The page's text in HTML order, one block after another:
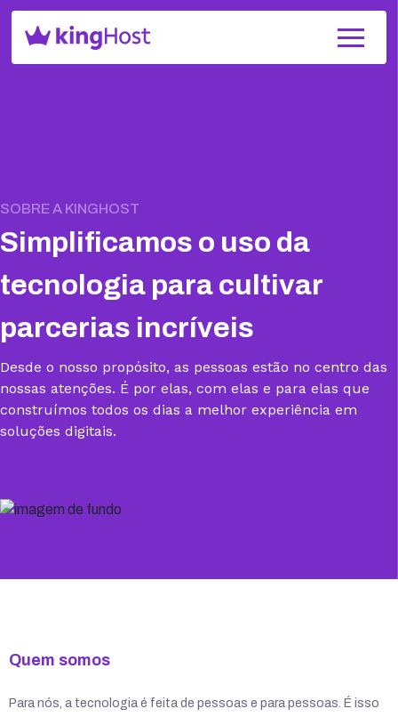
SOBRE A KINGHOST
Simplificamos o uso da
tecnologia para cultivar
parcerias incríveis
Desde o nosso propósito, as pessoas estão no centro das
nossas atenções. É por elas, com elas e para elas que
construímos todos os dias a melhor experiência em
soluções digitais.
Quem somos
Para nós, a tecnologia é feita de pessoas e para pessoas. É isso